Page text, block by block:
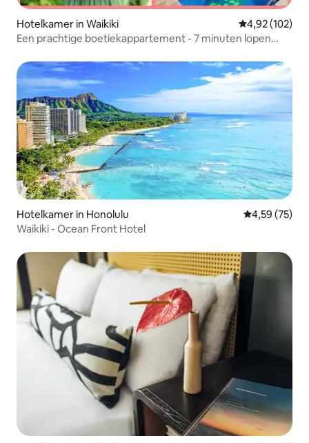
Hotelkamer in Waikiki Gemiddelde
4,92 (102)
Een prachtige boetiekappartement - 7 minuten lopen
Hotelkamer in Honolulu Gemiddelde
4,59 (75)
Waikiki - Ocean Front Hotel